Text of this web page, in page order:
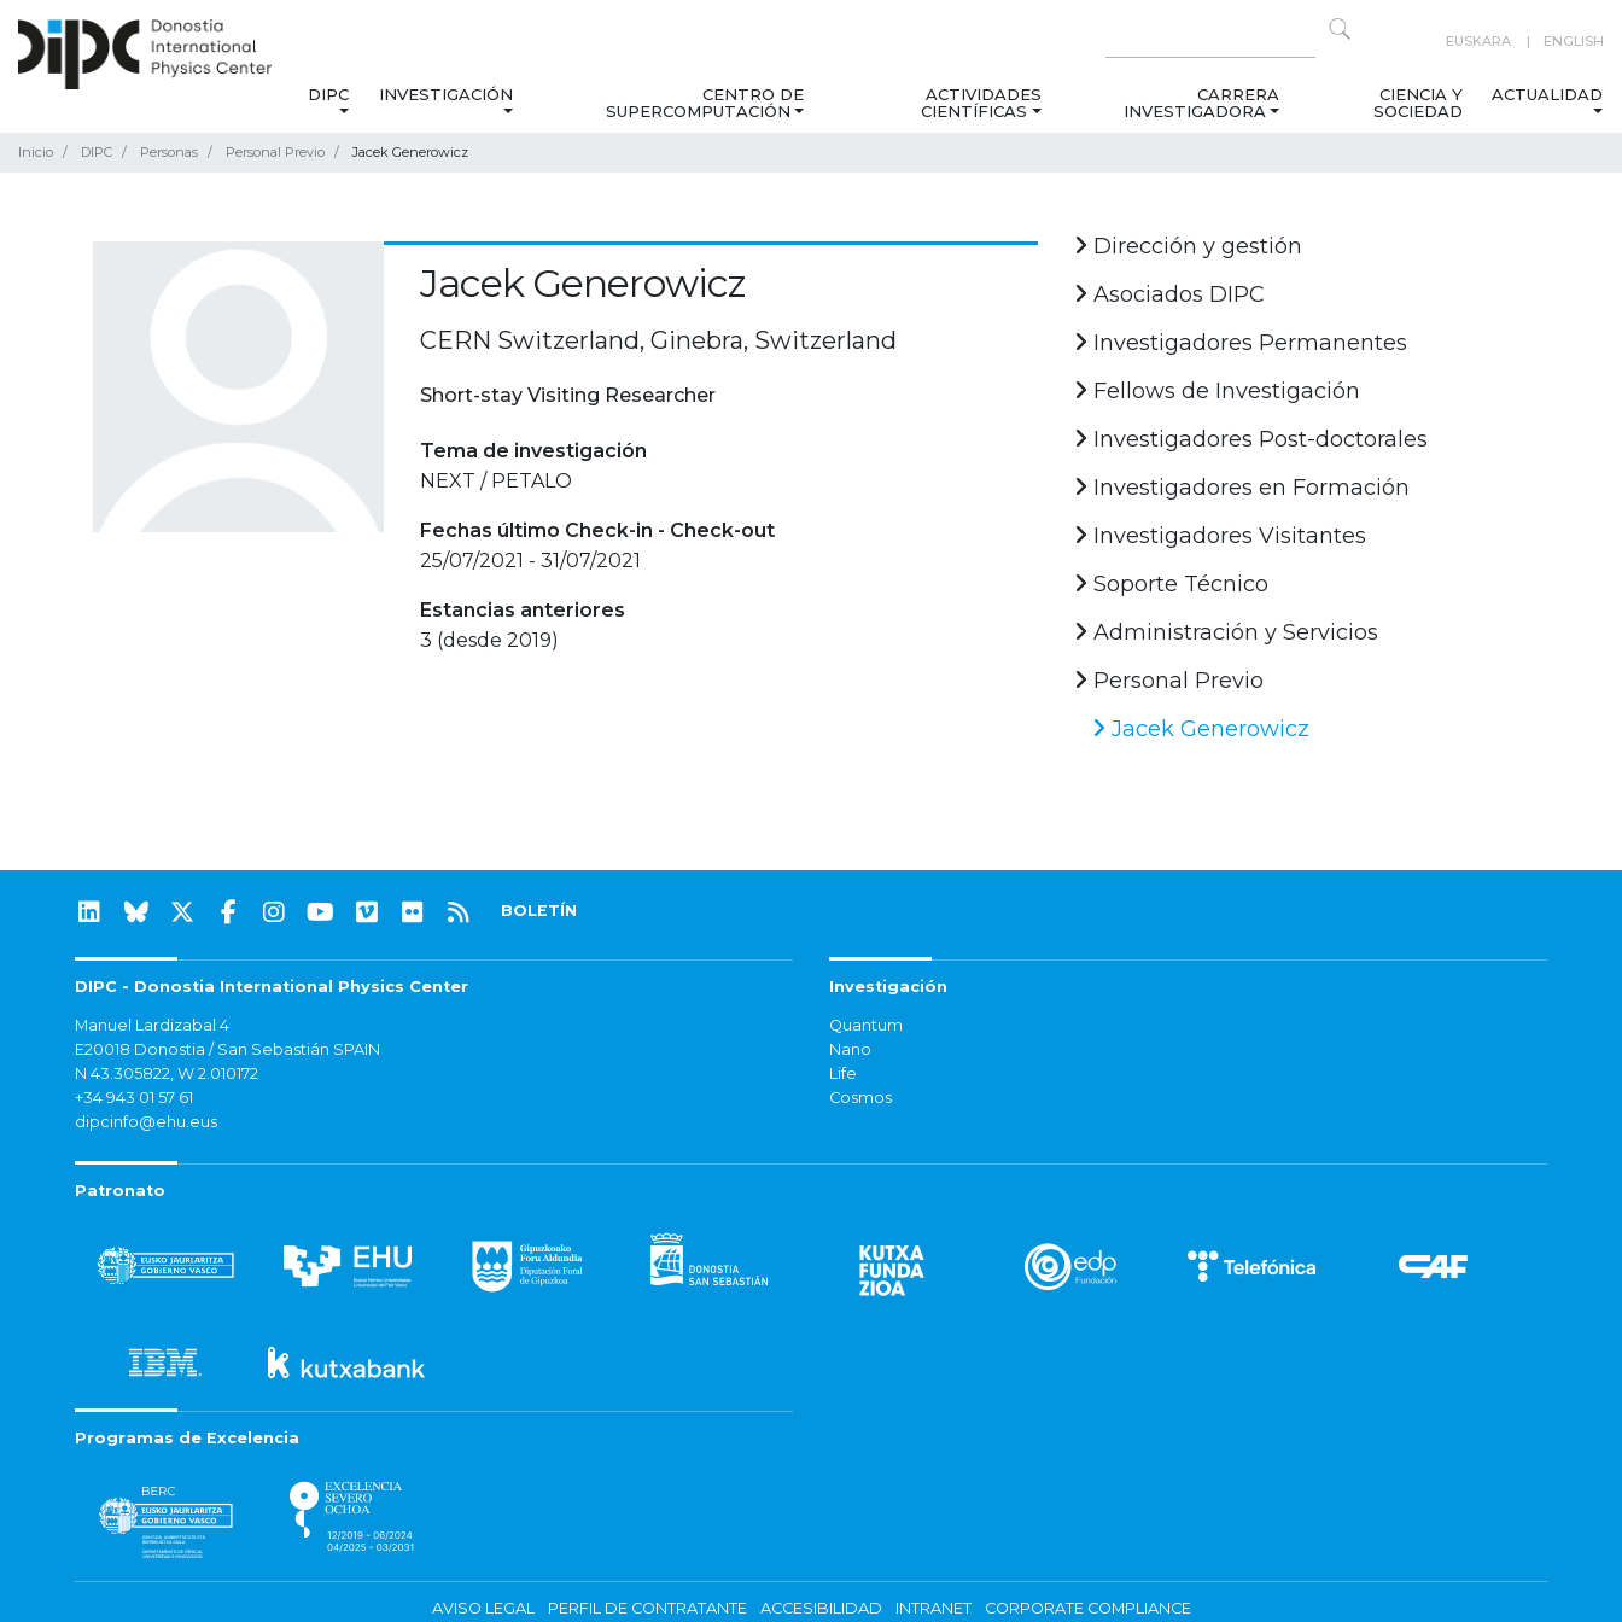
EUSKARA ENGLISH
DIPC INVESTIGACIÓN
CENTRO DE
SUPERCOMPUTACIÓN
ACTIVIDADES
CIENTÍFICAS
CARRERA
INVESTIGADORA
CIENCIA Y
SOCIEDAD
ACTUALIDAD
Inicio DIPC Personas Personal Previo Jacek Generowicz
Jacek Generowicz
CERN Switzerland, Ginebra, Switzerland
Short-stay Visiting Researcher
Tema de investigación
NEXT / PETALO
Fechas último Check-in - Check-out
25/07/2021 - 31/07/2021
Estancias anteriores
3 (desde 2019)
Dirección y gestión
Asociados DIPC
Investigadores Permanentes
Fellows de Investigación
Investigadores Post-doctorales
Investigadores en Formación
Investigadores Visitantes
Soporte Técnico
Administración y Servicios
Personal Previo
Jacek Generowicz
BOLETÍN
DIPC - Donostia International Physics Center
Manuel Lardizabal 4
E20018 Donostia / San Sebastián SPAIN
N 43.305822, W 2.010172
+34 943 01 57 61
dipcinfo@ehu.eus
Investigación
Quantum
Nano
Life
Cosmos
Patronato
Programas de Excelencia
AVISO LEGAL PERFIL DE CONTRATANTE ACCESIBILIDAD INTRANET CORPORATE COMPLIANCE